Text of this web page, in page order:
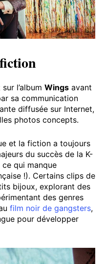
l’album Wings avant
sa communication
diffusée sur Internet,
photos concepts.
et la fiction a toujours
du succès de la K-
ce qui manque
!). Certains clips de
bijoux, explorant des
des genres
film noir de gangsters,
pour développer